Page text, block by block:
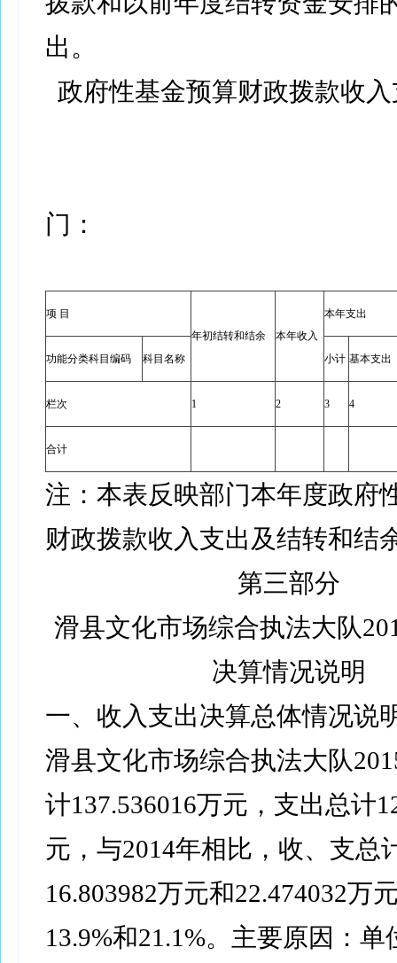
出。
政府性基金预算财政拨款收
门
项 目
年初结转和结余
本年收入
本年支出
功能分类科目编码 科目名称 小计 基本支出
栏次 1 2 3 4
合计
注：本表反映部门本年度政府
财政拨款收入支出及结转和结
第三部分
滑县文化市场综合执法大队
决算情况说明
一、收入支出决算总体情况说
滑县文化市场综合执法大队
计137.536016万元，支出总计
元，与2014年相比，收、支总
16.803982万元和22.474032万
13.9%和21.1%。主要原因：单